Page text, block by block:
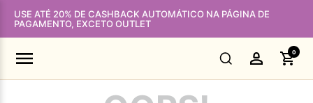
USE ATÉ 20% DE CASHBACK AUTOMÁTICO NA PÁGINA DE
PAGAMENTO, EXCETO OUTLET
0